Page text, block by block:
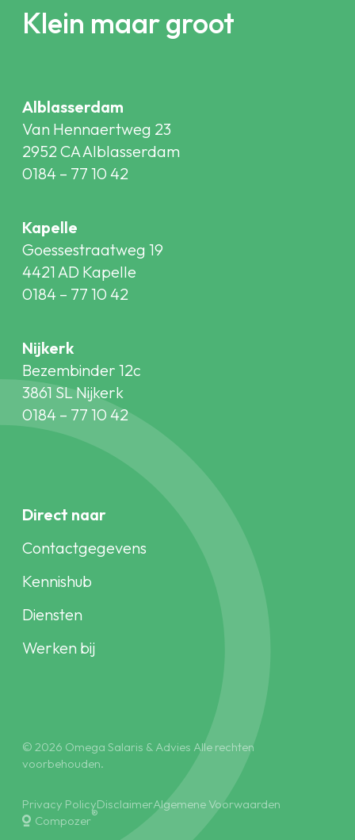
Klein maar groot
Alblasserdam
Van Hennaertweg 23
2952 CA Alblasserdam
0184 – 77 10 42
Kapelle
Goessestraatweg 19
4421 AD Kapelle
0184 – 77 10 42
Nijkerk
Bezembinder 12c
3861 SL Nijkerk
0184 – 77 10 42
Direct naar
Contactgegevens
Kennishub
Diensten
Werken bij
© 2026 Omega Salaris & Advies Alle rechten
voorbehouden.
Privacy PolicyDisclaimerAlgemene Voorwaarden
Compozer®